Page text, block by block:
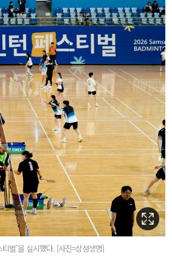
벌'을 실시했다. [사진=삼성생명]